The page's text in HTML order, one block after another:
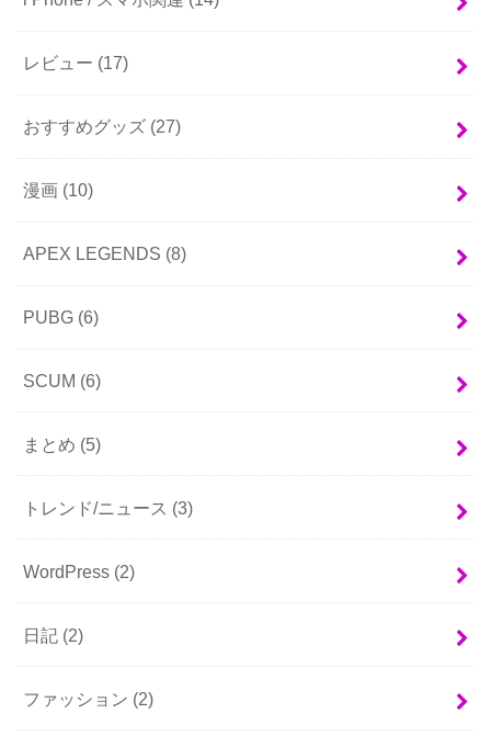
レビュー (17)
おすすめグッズ (27)
漫画 (10)
APEX LEGENDS (8)
PUBG (6)
SCUM (6)
まとめ (5)
トレンド/ニュース (3)
WordPress (2)
日記 (2)
ファッション (2)